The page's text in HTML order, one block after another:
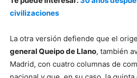
civilizaciones
La otra versión defiende que el
general Queipo de Llano, también
Madrid, con cuatro columnas de